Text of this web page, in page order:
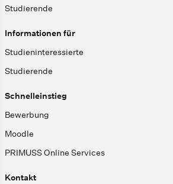
Studierende
Informationen für
Studieninteressierte
Studierende
Schnelleinstieg
Bewerbung
Moodle
PRIMUSS Online Services
Kontakt